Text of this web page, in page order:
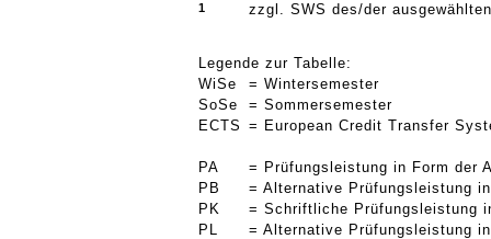
1 zzgl. SWS des/der
Legende zur Tabelle:
WiSe
= Wintersemester
SoSe
= Sommersemester
ECTS
= European Credit Transfer
PA
= Prüfungsleistung in Form der
PB
= Alternative Prüfungsleistung
PK
= Schriftliche Prüfungsleistung
PL
= Alternative Prüfungsleistung